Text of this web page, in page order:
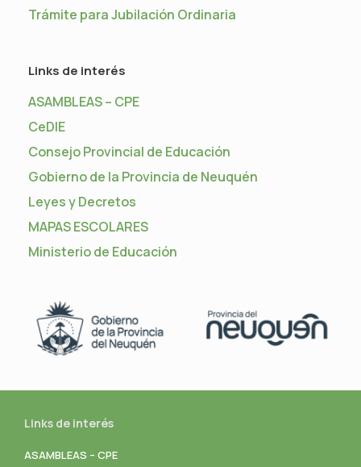
Trámite para Jubilación Ordinaria
Links de interés
ASAMBLEAS – CPE
CeDIE
Consejo Provincial de Educación
Gobierno de la Provincia de Neuquén
Leyes y Decretos
MAPAS ESCOLARES
Ministerio de Educación
Links de interés
ASAMBLEAS – CPE